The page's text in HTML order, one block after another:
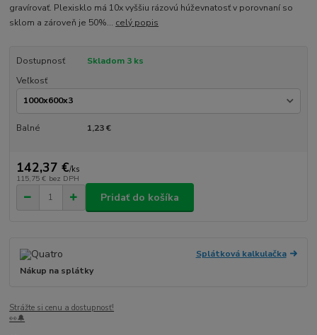
gravírovať. Plexisklo má 10x vyššiu rázovú húževnatosť v porovnaní so
sklom a zároveň je 50%... celý popis
Dostupnosť
Skladom 3 ks
Veľkosť
Balné 1,23 €
142,37 €/ks
115,75 € bez DPH
Pridať do košíka
Splátková kalkulačka
Nákup na splátky
Strážte si cenu a dostupnosť!
👀🔔